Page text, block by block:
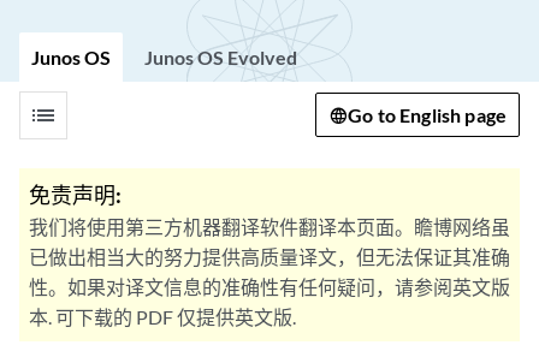
Junos OS Junos OS Evolved
list Go to English page
免责声明:
我们将使用第三方机器翻译软件翻译本页面。瞻博网络虽
已做出相当大的努力提供高质量译文，但无法保证其准确
性。如果对译文信息的准确性有任何疑问，请参阅英文版
本. 可下载的 PDF 仅提供英文版.